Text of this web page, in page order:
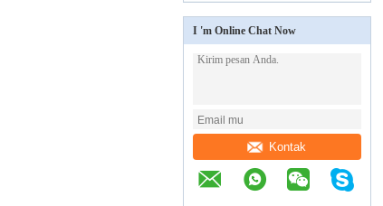
I 'm Online Chat Now
Kontak